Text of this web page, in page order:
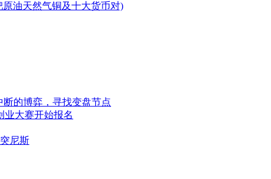
油天然气铜及十大货币对)
断的博弈，寻找变盘节点
业大赛开始报名
尼斯